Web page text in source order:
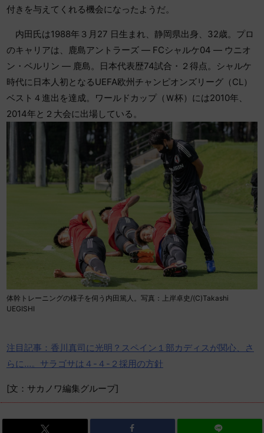
付きを与えてくれる機会になったようだ。
内田氏は1988年３月27 日生まれ、静岡県出身、32歳。プロ
のキャリアは、鹿島アントラーズ ― FCシャルケ04 ― ウニオ
ン・ベルリン ― 鹿島。日本代表歴74試合・２得点。シャルケ
時代に日本人初となるUEFA欧州チャンピオンズリーグ（CL）
ベスト４進出を達成。ワールドカップ（Ｗ杯）には2010年、
2014年と２大会に出場している。
体幹トレーニングの様子を伺う内田篤人。写真：上岸卓史/(C)Takashi
UEGISHI
注目記事：香川真司に光明？スペイン１部カディスが関心、さ
らに…。サラゴサは４-４-２採用の方針
[文：サカノワ編集グループ]